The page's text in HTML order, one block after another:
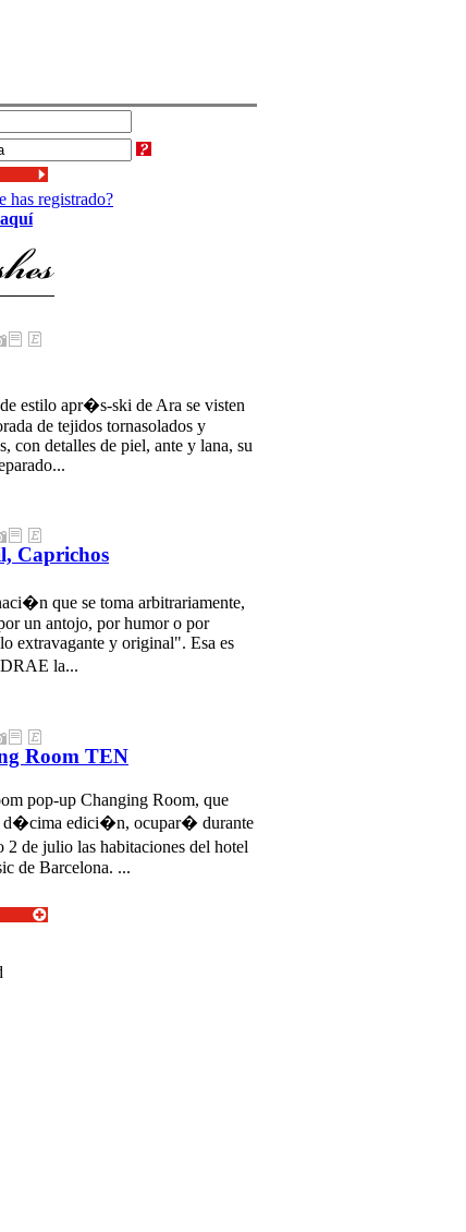
has registrado?
aquí
estilo apr�s-ski de Ara se visten
de tejidos tornasolados y
con detalles de piel, ante y lana, su
Caprichos
que se toma arbitrariamente,
un antojo, por humor o por
extravagante y original". Esa es
la...
Room TEN
pop-up Changing Room, que
d�cima edici�n, ocupar� durante
de julio las habitaciones del hotel
de Barcelona. ...